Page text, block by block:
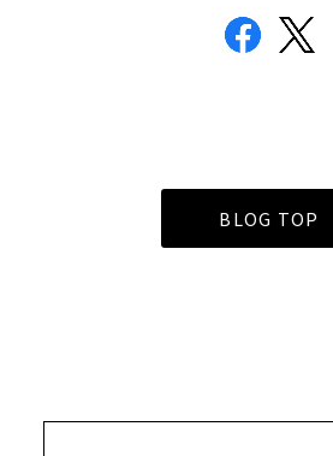
BLOG TOP